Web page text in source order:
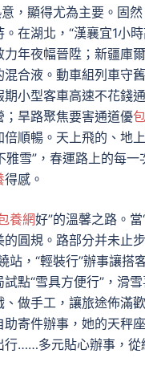
，顯得尤為主要。固
。在湖北，“漢襄宜1小
年夜幅晉陞；新疆庫
合液。動車組列車守
小型客車高速不花錢
旱路聚焦要害通道優
順暢。天上飛的、地
雅雪”，春運路上的每
得感。
養網好”的溫馨之路。
圓規。路部分并未止
站，“輕裝行”辦事讓搭
點“雪具方便行”，滑
做手工，讓旅途佈滿
寄件辦事，她的天秤
行……多元貼心辦事，